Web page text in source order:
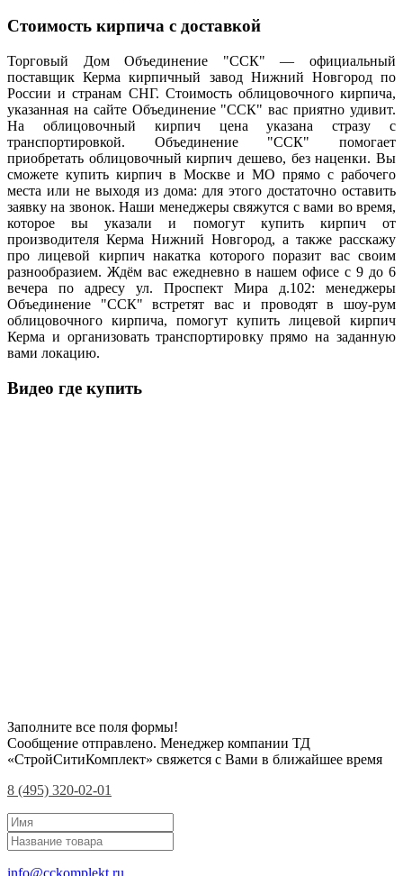
Стоимость кирпича с доставкой
Торговый Дом Объединение "ССК" — официальный
поставщик Керма кирпичный завод Нижний Новгород по
России и странам СНГ. Стоимость облицовочного кирпича,
указанная на сайте Объединение "ССК" вас приятно удивит.
На облицовочный кирпич цена указана стразу с
транспортировкой. Объединение "ССК" помогает
приобретать облицовочный кирпич дешево, без наценки. Вы
сможете купить кирпич в Москве и МО прямо с рабочего
места или не выходя из дома: для этого достаточно оставить
заявку на звонок. Наши менеджеры свяжутся с вами во время,
которое вы указали и помогут купить кирпич от
производителя Керма Нижний Новгород, а также расскажу
про лицевой кирпич накатка которого поразит вас своим
разнообразием. Ждём вас ежедневно в нашем офисе с 9 до 6
вечера по адресу ул. Проспект Мира д.102: менеджеры
Объединение "ССК" встретят вас и проводят в шоу-рум
облицовочного кирпича, помогут купить лицевой кирпич
Керма и организовать транспортировку прямо на заданную
вами локацию.
Видео где купить
Заполните все поля формы!
Сообщение отправлено. Менеджер компании ТД
«СтройСитиКомплект» свяжется с Вами в ближайшее время
8 (495) 320-02-01
info@cckomplekt.ru